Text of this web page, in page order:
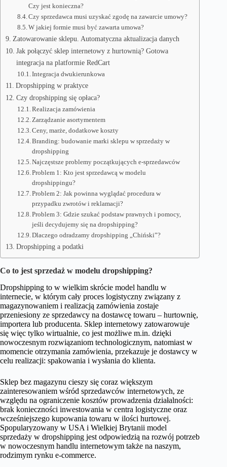
Czy jest konieczna?
Czy sprzedawca musi uzyskać zgodę na zawarcie umowy?
W jakiej formie musi być zawarta umowa?
Zatowarowanie sklepu. Automatyczna aktualizacja danych
Jak połączyć sklep internetowy z hurtownią? Gotowa
integracja na platformie RedCart
Integracja dwukierunkowa
Dropshipping w praktyce
Czy dropshipping się opłaca?
Realizacja zamówienia
Zarządzanie asortymentem
Ceny, marże, dodatkowe koszty
Branding: budowanie marki sklepu w sprzedaży w
dropshipping
Najczęstsze problemy początkujących e-sprzedawców
Problem 1: Kto jest sprzedawcą w modelu
dropshippingu?
Problem 2: Jak powinna wyglądać procedura w
przypadku zwrotów i reklamacji?
Problem 3: Gdzie szukać podstaw prawnych i pomocy,
jeśli decydujemy się na dropshipping?
Dlaczego odradzamy dropshipping „Chiński”?
Dropshipping a podatki
Co to jest sprzedaż w modelu dropshipping?
Dropshipping to w wielkim skrócie model handlu w
internecie, w którym cały proces logistyczny związany z
magazynowaniem i realizacją zamówienia zostaje
przeniesiony ze sprzedawcy na dostawcę towaru – hurtownię,
importera lub producenta. Sklep internetowy zatowarowuje
się więc tylko wirtualnie, co jest możliwe m.in. dzięki
nowoczesnym rozwiązaniom technologicznym, natomiast w
momencie otrzymania zamówienia, przekazuje je dostawcy w
celu realizacji: spakowania i wysłania do klienta.
Sklep bez magazynu cieszy się coraz większym
zainteresowaniem wśród sprzedawców internetowych, ze
względu na ograniczenie kosztów prowadzenia działalności:
brak konieczności inwestowania w centra logistyczne oraz
wcześniejszego kupowania towaru w ilości hurtowej.
Spopularyzowany w USA i Wielkiej Brytanii model
sprzedaży w dropshipping jest odpowiedzią na rozwój potrzeb
w nowoczesnym handlu internetowym także na naszym,
rodzimym rynku e-commerce.